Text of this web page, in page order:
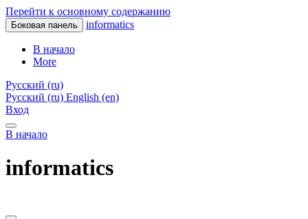
Перейти к основному содержанию
Боковая панель informatics
В начало
More
Русский ‎(ru)‎
Русский ‎(ru)‎ English ‎(en)‎
Вход
В начало
informatics